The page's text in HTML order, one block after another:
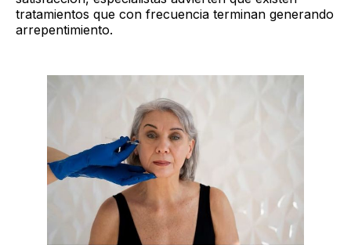
tratamientos que con frecuencia terminan generando
arrepentimiento.